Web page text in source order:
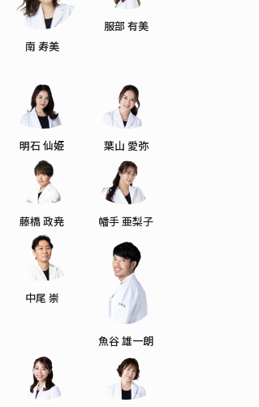
南 寿美
服部 有美
明石 仙姫 葉山 愛弥
藤橋 政尭 幡手 亜梨子
中尾 崇
魚谷 雄一朗